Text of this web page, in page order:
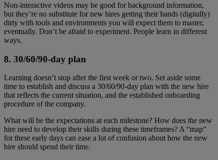
Non-interactive videos may be good for background information,
but they’re no substitute for new hires getting their hands (digitally)
dirty with tools and environments you will expect them to master,
eventually. Don’t be afraid to experiment. People learn in different
ways.
8. 30/60/90-day plan
Learning doesn’t stop after the first week or two. Set aside some
time to establish and discuss a 30/60/90-day plan with the new hire
that reflects the current situation, and the established onboarding
procedure of the company.
What will be the expectations at each milestone? How does the new
hire need to develop their skills during these timeframes? A “map”
for these early days can ease a lot of confusion about how the new
hire should spend their time.